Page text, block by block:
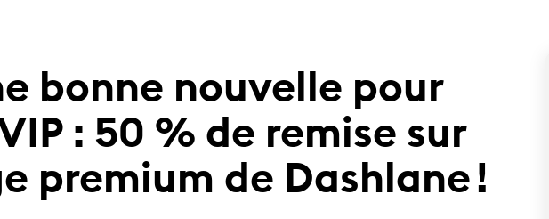
bonne nouvelle pour
: 50 % de remise sur
premium de Dashlane !